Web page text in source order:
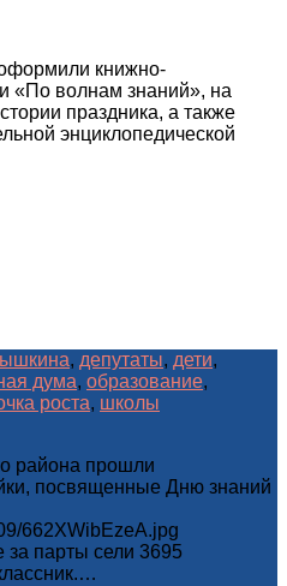
оформили книжно-
«По волнам знаний», на
праздника, а также
энциклопедической
, депутаты, дети,
дума, образование,
роста, школы
района прошли
посвященные Дню знаний
662XWibEzeA.jpg
парты сели 3695